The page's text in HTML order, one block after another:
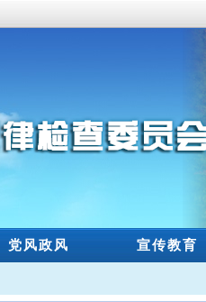
党风政风 宣传教育